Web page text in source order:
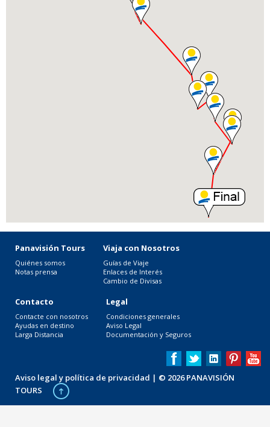
Panavisión Tours
Quiénes somos
Notas prensa
Viaja con Nosotros
Guías de Viaje
Enlaces de Interés
Cambio de Divisas
Contacto
Contacte con nosotros
Ayudas en destino
Larga Distancia
Legal
Condiciones generales
Aviso Legal
Documentación y Seguros
Aviso legal y política de privacidad | © 2026 PANAVISIÓN
TOURS